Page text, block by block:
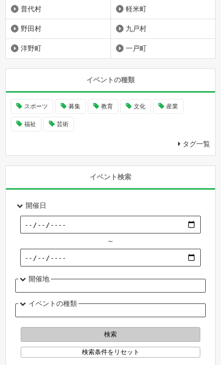
普代村 軽米町
野田村 九戸村
洋野町 一戸町
イベントの種類
スポーツ 募集 教育 文化 産業
福祉 芸術
タグ一覧
イベント検索
開催日
～
開催地
イベントの種類